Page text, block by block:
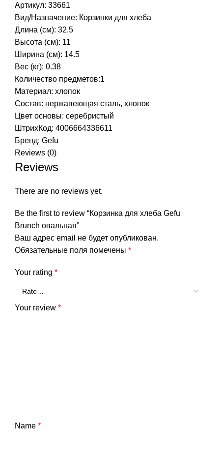
Артикул: 33661
Вид/Назначение: Корзинки для хлеба
Длина (см): 32.5
Высота (см): 11
Ширина (см): 14.5
Вес (кг): 0.38
Количество предметов:1
Материал: хлопок
Состав: нержавеющая сталь, хлопок
Цвет основы: серебристый
ШтрихКод: 4006664336611
Бренд: Gefu
Reviews (0)
Reviews
There are no reviews yet.
Be the first to review “Корзинка для хлеба Gefu
Brunch овальная”
Ваш адрес email не будет опубликован.
Обязательные поля помечены *
Your rating *
Your review *
Name *